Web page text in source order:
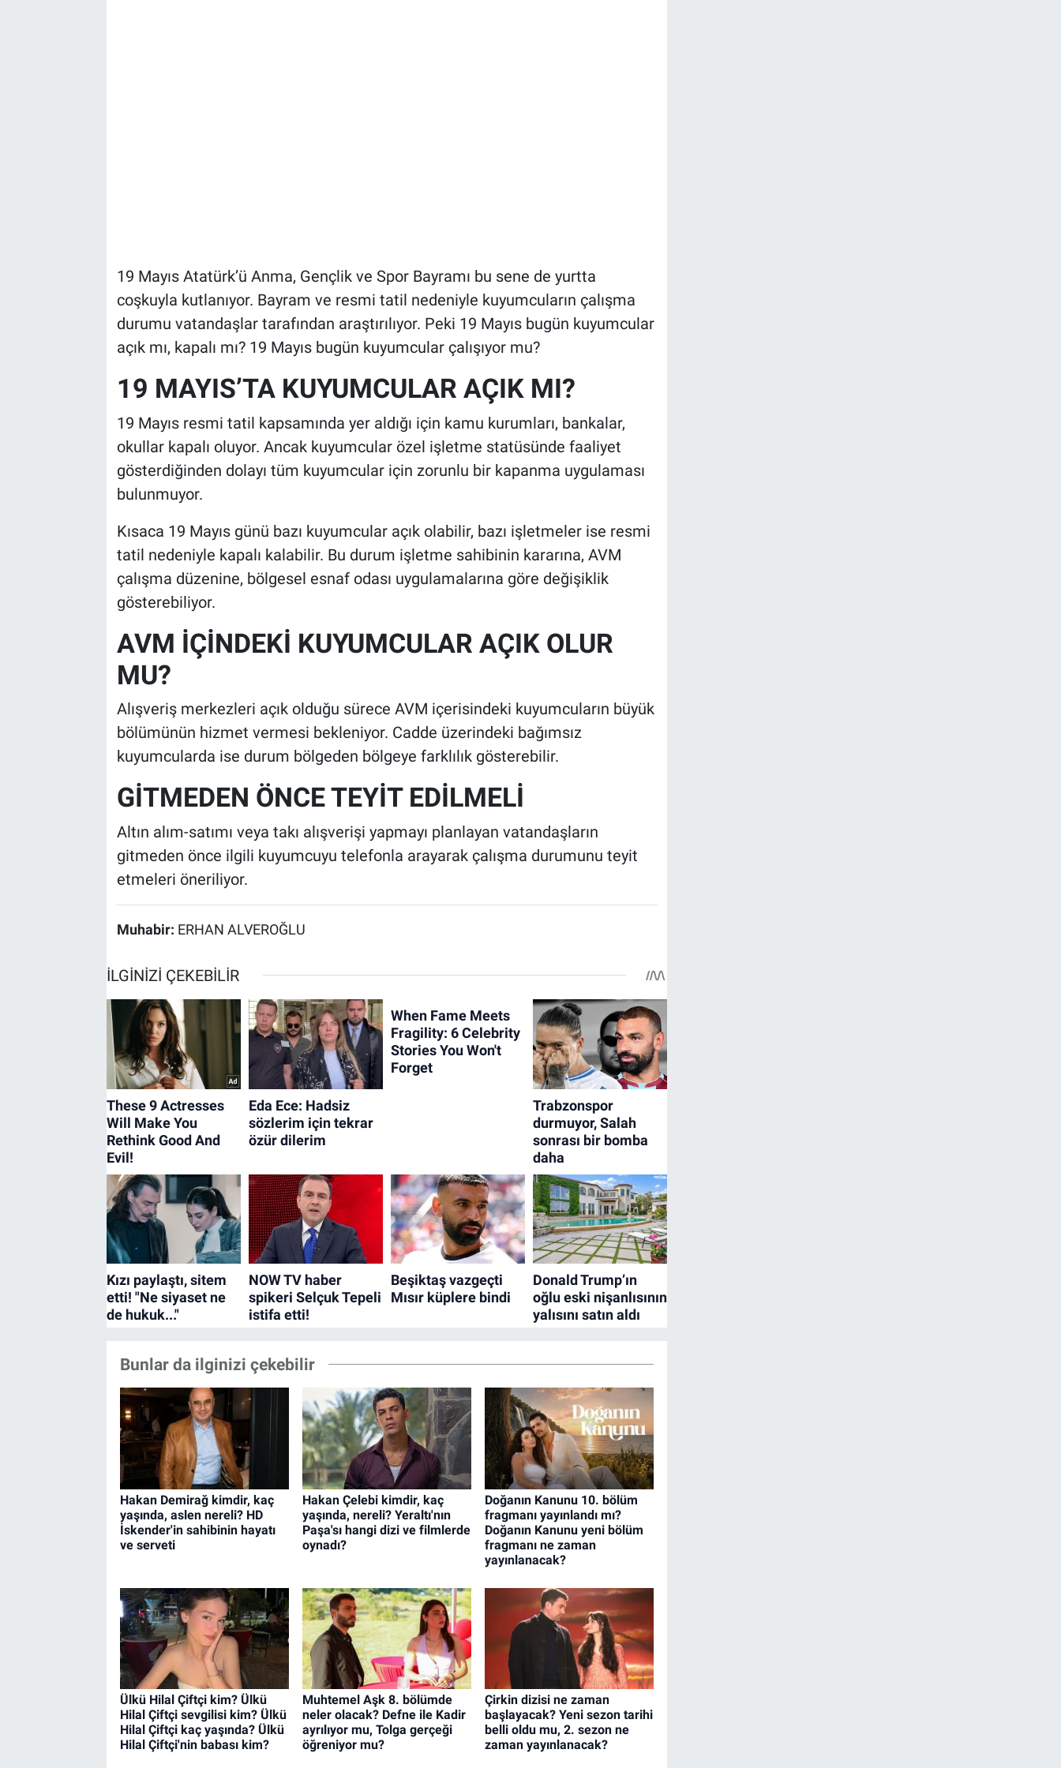
19 Mayıs Atatürk’ü Anma, Gençlik ve Spor Bayramı bu sene de yurtta
coşkuyla kutlanıyor. Bayram ve resmi tatil nedeniyle kuyumcuların çalışma
durumu vatandaşlar tarafından araştırılıyor. Peki 19 Mayıs bugün kuyumcular
açık mı, kapalı mı? 19 Mayıs bugün kuyumcular çalışıyor mu?
19 MAYIS’TA KUYUMCULAR AÇIK MI?
19 Mayıs resmi tatil kapsamında yer aldığı için kamu kurumları, bankalar,
okullar kapalı oluyor. Ancak kuyumcular özel işletme statüsünde faaliyet
gösterdiğinden dolayı tüm kuyumcular için zorunlu bir kapanma uygulaması
bulunmuyor.
Kısaca 19 Mayıs günü bazı kuyumcular açık olabilir, bazı işletmeler ise resmi
tatil nedeniyle kapalı kalabilir. Bu durum işletme sahibinin kararına, AVM
çalışma düzenine, bölgesel esnaf odası uygulamalarına göre değişiklik
gösterebiliyor.
AVM İÇİNDEKİ KUYUMCULAR AÇIK OLUR
MU?
Alışveriş merkezleri açık olduğu sürece AVM içerisindeki kuyumcuların büyük
bölümünün hizmet vermesi bekleniyor. Cadde üzerindeki bağımsız
kuyumcularda ise durum bölgeden bölgeye farklılık gösterebilir.
GİTMEDEN ÖNCE TEYİT EDİLMELİ
Altın alım-satımı veya takı alışverişi yapmayı planlayan vatandaşların
gitmeden önce ilgili kuyumcuyu telefonla arayarak çalışma durumunu teyit
etmeleri öneriliyor.
Muhabir: ERHAN ALVEROĞLU
Bunlar da ilginizi çekebilir
Hakan Demirağ kimdir, kaç
yaşında, aslen nereli? HD
İskender'in sahibinin hayatı
ve serveti
Hakan Çelebi kimdir, kaç
yaşında, nereli? Yeraltı'nın
Paşa'sı hangi dizi ve filmlerde
oynadı?
Doğanın Kanunu 10. bölüm
fragmanı yayınlandı mı?
Doğanın Kanunu yeni bölüm
fragmanı ne zaman
yayınlanacak?
Ülkü Hilal Çiftçi kim? Ülkü
Hilal Çiftçi sevgilisi kim? Ülkü
Hilal Çiftçi kaç yaşında? Ülkü
Hilal Çiftçi'nin babası kim?
Muhtemel Aşk 8. bölümde
neler olacak? Defne ile Kadir
ayrılıyor mu, Tolga gerçeği
öğreniyor mu?
Çirkin dizisi ne zaman
başlayacak? Yeni sezon tarihi
belli oldu mu, 2. sezon ne
zaman yayınlanacak?